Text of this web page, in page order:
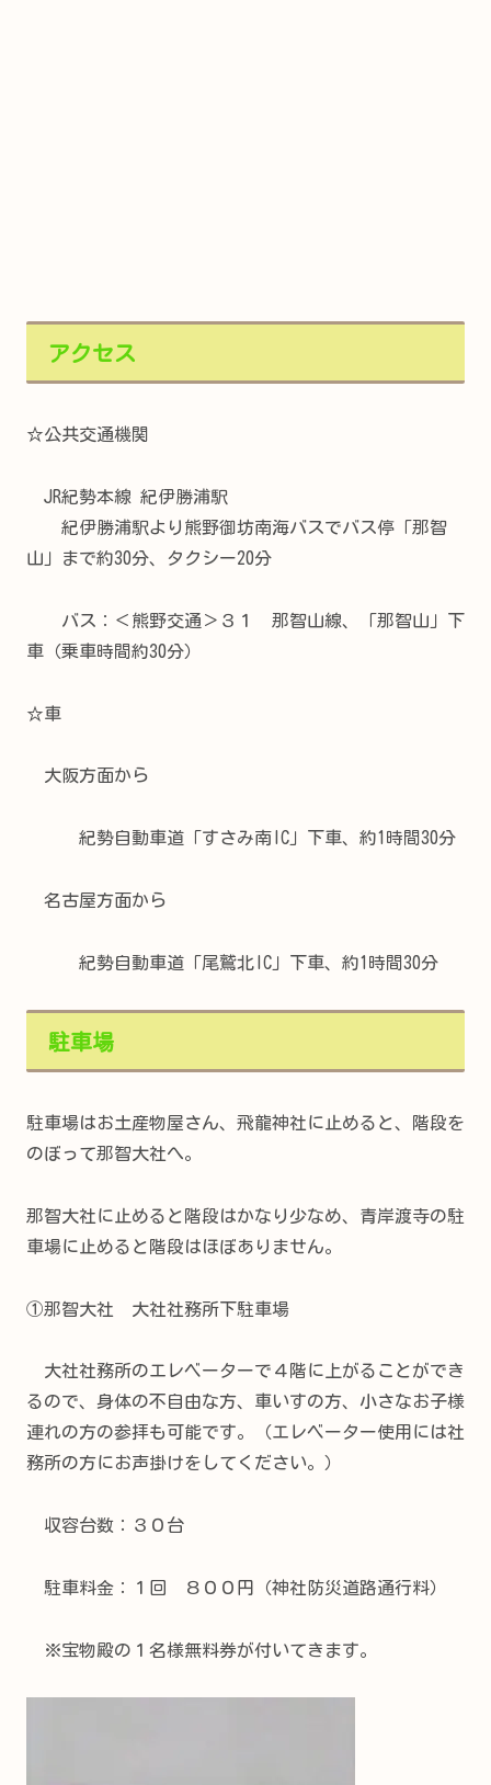
アクセス
☆公共交通機関
JR紀勢本線 紀伊勝浦駅
紀伊勝浦駅より熊野御坊南海バスでバス停「那智
山」まで約30分、タクシー20分
バス：＜熊野交通＞３１ 那智山線、「那智山」下
車（乗車時間約30分）
☆車
大阪方面から
紀勢自動車道「すさみ南IC」下車、約1時間30分
名古屋方面から
紀勢自動車道「尾鷲北IC」下車、約1時間30分
駐車場
駐車場はお土産物屋さん、飛龍神社に止めると、階段を
のぼって那智大社へ。
那智大社に止めると階段はかなり少なめ、青岸渡寺の駐
車場に止めると階段はほぼありません。
①那智大社 大社社務所下駐車場
大社社務所のエレベーターで４階に上がることができ
るので、身体の不自由な方、車いすの方、小さなお子様
連れの方の参拝も可能です。（エレベーター使用には社
務所の方にお声掛けをしてください。）
収容台数：３０台
駐車料金：１回 ８００円（神社防災道路通行料）
※宝物殿の１名様無料券が付いてきます。